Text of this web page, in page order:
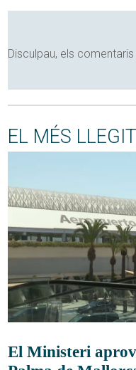
Disculpau, els
EL MÉS LLEGIT
El Ministeri